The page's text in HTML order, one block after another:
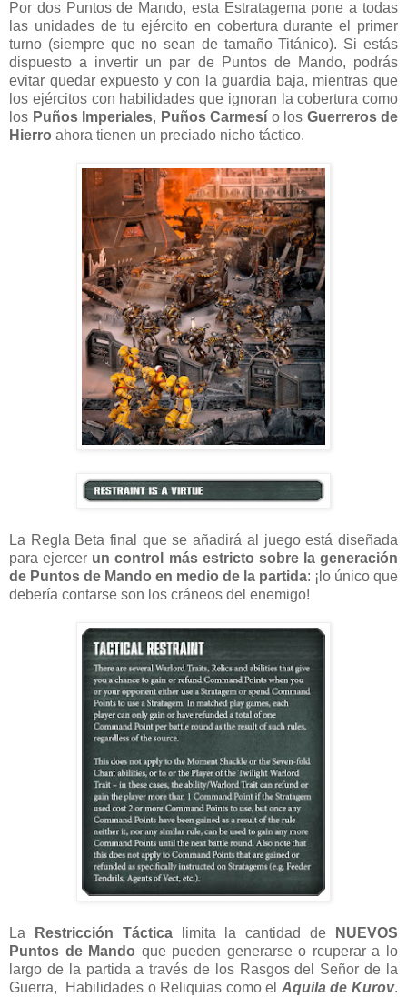
Por dos Puntos de Mando, esta Estratagema pone a todas
las unidades de tu ejército en cobertura durante el primer
turno (siempre que no sean de tamaño Titánico). Si estás
dispuesto a invertir un par de Puntos de Mando, podrás
evitar quedar expuesto y con la guardia baja, mientras que
los ejércitos con habilidades que ignoran la cobertura como
los Puños Imperiales, Puños Carmesí o los Guerreros de
Hierro ahora tienen un preciado nicho táctico.
La Regla Beta final que se añadirá al juego está diseñada
para ejercer un control más estricto sobre la generación
de Puntos de Mando en medio de la partida: ¡lo único que
debería contarse son los cráneos del enemigo!
La Restricción Tácticalimita la cantidad de
NUEVOS
Puntos de Mando que pueden generarse o rcuperar a lo
largo de la partida a través de los Rasgos del Señor de la
Guerra, Habilidades o Reliquias como el Aquila de Kurov.